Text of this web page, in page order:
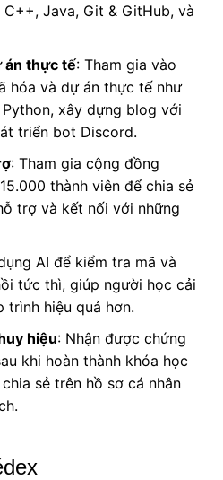
C++, Java, Git & GitHub, và
án thực tế: Tham gia vào
hóa và dự án thực tế như
xây dựng blog với
triển bot Discord.
: Tham gia cộng đồng
thành viên để chia sẻ
trợ và kết nối với những
AI để kiểm tra mã và
tức thì, giúp người học cải
trình hiệu quả hơn.
hiệu: Nhận được chứng
khi hoàn thành khóa học
sẻ trên hồ sơ cá nhân